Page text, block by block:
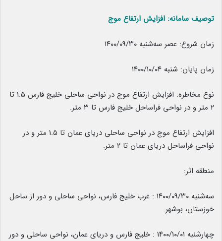
توصیف سامانه: افزایش ارتفاع موج
زمان شروع: عصر سه‌شنبه ۱۴۰۰/۰۹/۳۰
زمان پایان: شنبه ۱۴۰۰/۱۰/۰۴
نوع مخاطره: افزایش ارتفاع موج در نواحی ساحلی خلیج فارس ۱.۵ تا
۲ متر و در نواحی فراساحل خلیج فارس تا ۳ متر.
افزایش ارتفاع موج در نواحی ساحلی دریای عمان تا ۱.۵ متر و در
نواحی فراساحل دریای عمان تا ۲ متر.
منطقه اثر:
سه‌شنبه ۱۴۰۰/۰۹/۳۰ : غرب خلیج فارس، نواحی ساحلی و دور از ساحل
خوزستان، بوشهر.
چهارشنبه ۱۴۰۰/۱۰/۰۱ : خلیج فارس و دریای عمان، نواحی ساحلی و دور